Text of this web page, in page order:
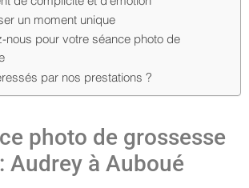
un moment unique
nous pour votre séance photo de
par nos prestations ?
photo de grossesse
Audrey à Auboué